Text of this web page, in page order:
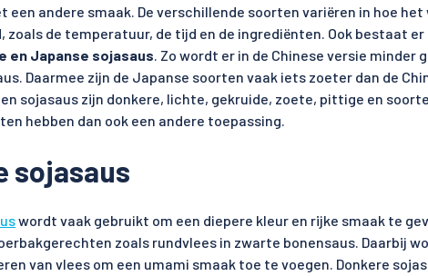
een andere smaak. De verschillende soorten variëren in hoe
zoals de temperatuur, de tijd en de ingrediënten. Ook bestaat er
en Japanse sojasaus. Zo wordt er in de Chinese versie minder
Daarmee zijn de Japanse soorten vaak iets zoeter dan de
sojasaus zijn donkere, lichte, gekruide, zoete, pittige en
hebben dan ook een andere toepassing.
sojasaus
wordt vaak gebruikt om een diepere kleur en rijke smaak te
zoals rundvlees in zwarte bonensaus. Daarbij
van vlees om een umami smaak toe te voegen. Donkere